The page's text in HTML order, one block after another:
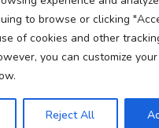
to browse or clicking
of cookies and other
you can customize
Reject All
AUX COOKIES
DES DONNÉES